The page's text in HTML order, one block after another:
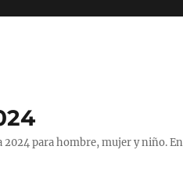
para hombre, mujer y niño.